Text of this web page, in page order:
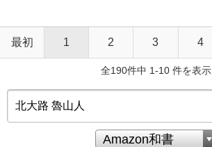
最初 1 2 3 4
全190件中 1-10 件を表示